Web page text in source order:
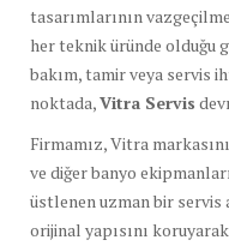
tasarımlarının
her teknik üründe olduğu
bakım, tamir veya servis
noktada,Vitra Servis
Firmamız, Vitra
ve diğer banyo
üstlenen uzman bir servis
orijinal yapısını